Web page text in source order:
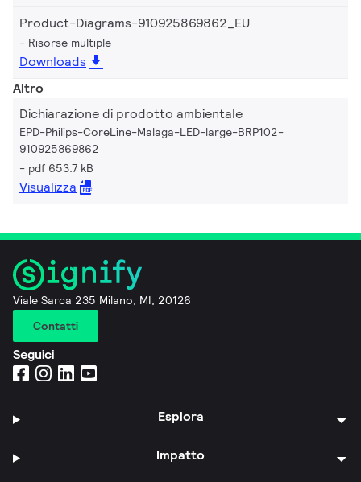
Product-Diagrams-910925869862_EU
Risorse multiple
Downloads
Altro
Dichiarazione di prodotto ambientale
EPD-Philips-CoreLine-Malaga-LED-large-BRP102-
910925869862
pdf 653.7 kB
Visualizza
Viale Sarca 235 Milano, MI, 20126
Contatti
Seguici
Esplora
Impatto